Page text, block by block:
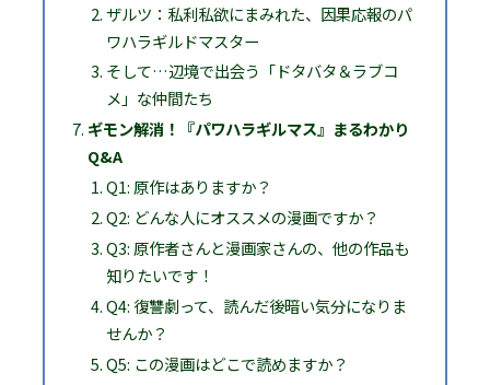
ザルツ：私利私欲にまみれた、因果応報のパ
ワハラギルドマスター
そして…辺境で出会う「ドタバタ＆ラブコ
メ」な仲間たち
ギモン解消！『パワハラギルマス』まるわかり
Q&A
Q1: 原作はありますか？
Q2: どんな人にオススメの漫画ですか？
Q3: 原作者さんと漫画家さんの、他の作品も
知りたいです！
Q4: 復讐劇って、読んだ後暗い気分になりま
せんか？
Q5: この漫画はどこで読めますか？